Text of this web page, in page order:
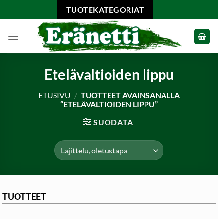
to
TUOTEKATEGORIAT
Etelävaltioiden lippu
ETUSIVU / TUOTTEET AVAINSANALLA
“ETELÄVALTIOIDEN LIPPU”
SUODATA
TUOTTEET